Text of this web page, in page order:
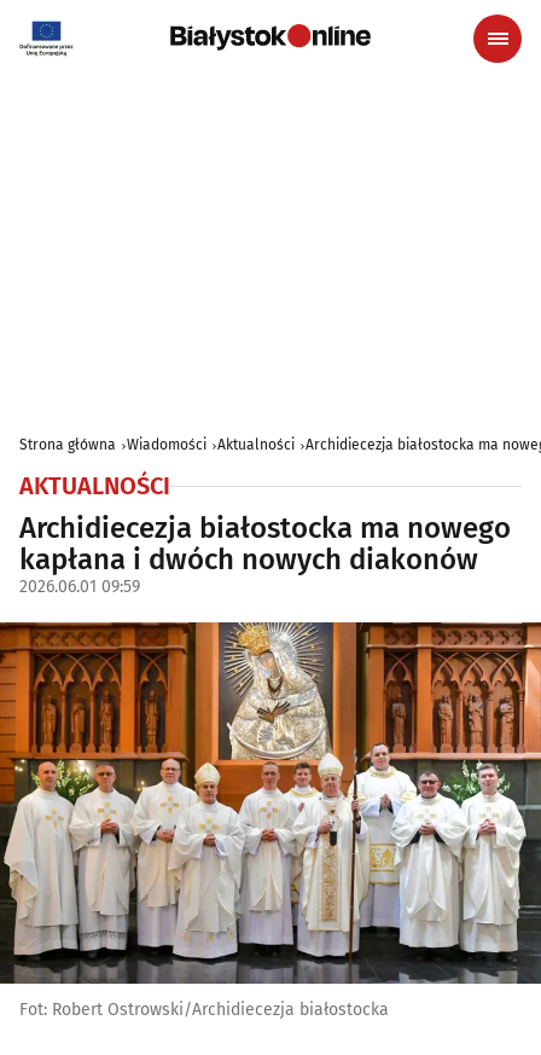
Strona główna Wiadomości Aktualności Archidiecezja białostocka ma
AKTUALNOŚCI
Archidiecezja białostocka ma nowego
kapłana i dwóch nowych diakonów
2026.06.01 09:59
Fot: Robert Ostrowski/Archidiecezja białostocka